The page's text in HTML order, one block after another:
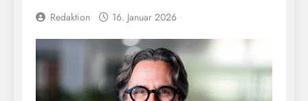
Redaktion 16. Januar 2026